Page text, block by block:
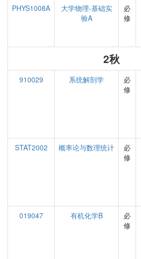
PHYS1008A
大学物理-基础实
验A
必
修
2秋
910029 系统解剖学
必
修
STAT2002
概率论与数理统计
必
修
019047
有机化学B
必
修